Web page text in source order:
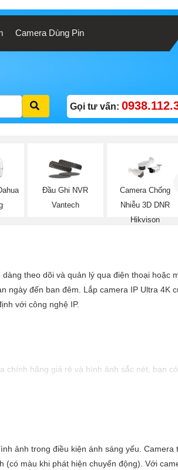
Camera Dùng Pin
Gọi tư vấn:
Đầu Ghi NVR
Vantech
Camera Chống
Nhiễu 3D DNR
Hikvison
theo dõi và quản lý qua điện thoại hoặc
ngày đến ban đêm. Lắp camera IP Ultra 4K
với công nghệ IP.
chính hãng giá rẻ và hình ảnh sắc nét, bạn
đại, sản phẩm này hứa hẹn đáp ứng mọi
giá vô cùng hấp dẫn."
ảnh trong điều kiện ánh sáng yếu. Camera
màu khi phát hiện chuyển động). Với